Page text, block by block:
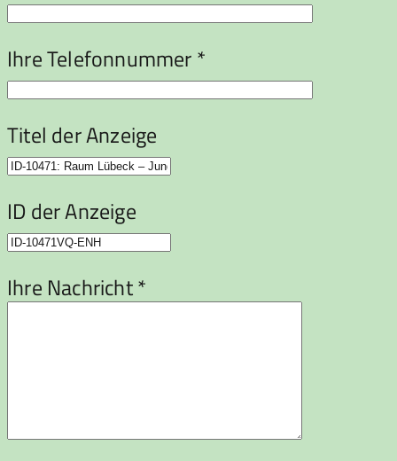
Ihre Telefonnummer *
Titel der Anzeige
ID der Anzeige
Ihre Nachricht *